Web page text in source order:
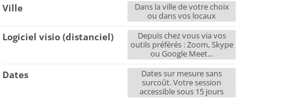
Ville
Dans la ville de votre choix
ou dans vos locaux
Logiciel visio (distanciel)
Depuis chez vous via vos
outils préférés : Zoom, Skype
ou Google Meet...
Dates
Dates sur mesure sans
surcoût. Votre session
accessible sous 15 jours